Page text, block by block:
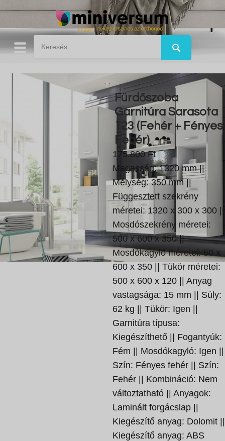
Fürdőszoba
Garnitúra Sarasota
123 (Fehér + Fényes
Fehér)
175.800 Ft
Magasság: 1320 mm ||
Mélység: 350 mm ||
Függesztett szekrény
méretei: 1320 x 300 x 300 ||
Mosdószekrény méretei:
500 x 600 x 350 ||
Mosdókagyló méretei: 50 x
600 x 350 || Tükör méretei:
500 x 600 x 120 || Anyag
vastagsága: 15 mm || Súly:
62 kg || Tükör: Igen ||
Garnitúra típusa:
Kiegészíthető || Fogantyúk:
Fém || Mosdókagyló: Igen ||
Szín: Fényes fehér || Szín:
Fehér || Kombináció: Nem
változtatható || Anyagok:
Laminált forgácslap ||
Kiegészítő anyag: Dolomit ||
Kiegészítő anyag: ABS